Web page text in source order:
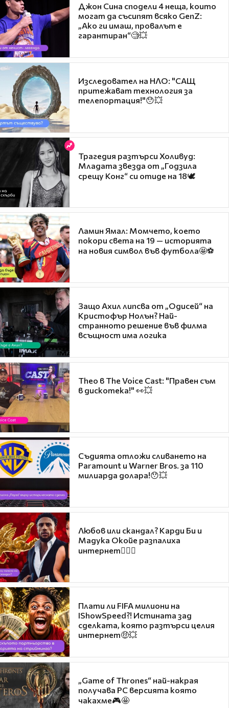
Джон Сина сподели 4 неща, които
могат да съсипят всяко GenZ:
„Ако ги имаш, провалът е
гарантиран“🧐💥
Изследовател на НЛО: "САЩ
притежават технология за
телепортация!"😯💥
Трагедия разтърси Холивуд:
Младата звезда от „Годзила
срещу Конг“ си отиде на 18🕊️
Ламин Ямал: Момчето, което
покори света на 19 — историята
на новия символ във футбола🤩⚽
Защо Ахил липсва от „Одисей“ на
Кристофър Нолън? Най-
странното решение във филма
всъщност има логика
Theo в The Voice Cast: "Правен съм
в дискотека!" 👀💥
Съдията отложи сливането на
Paramount и Warner Bros. за 110
милиарда долара!😯💥
Любов или скандал? Карди Би и
Мадука Окойе разпалиха
интернет❤️‍🔥🔥
Плати ли FIFA милиони на
IShowSpeed?! Истината зад
сделката, която разтърси целия
интернет🤑💥
„Game of Thrones“ най-накрая
получава PC версията която
чакахме🎮🤩